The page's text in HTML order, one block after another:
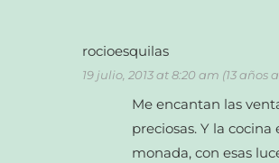
rocioesquilas
19 julio, 2013 at 8:20 am (13 años
Me encantan las
preciosas. Y la cocina
monada, con esas